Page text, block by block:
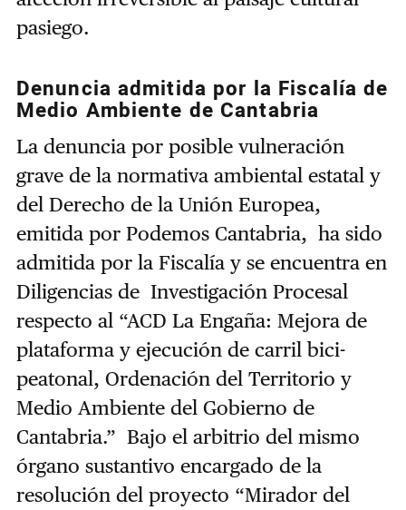
pasiego.
Denuncia admitida por la Fiscalía de
Medio Ambiente de Cantabria
La denuncia por posible vulneración
grave de la normativa ambiental estatal y
del Derecho de la Unión Europea,
emitida por Podemos Cantabria, ha sido
admitida por la Fiscalía y se encuentra en
Diligencias de Investigación Procesal
respecto al “ACD La Engaña: Mejora de
plataforma y ejecución de carril bici-
peatonal, Ordenación del Territorio y
Medio Ambiente del Gobierno de
Cantabria.” Bajo el arbitrio del mismo
órgano sustantivo encargado de la
resolución del proyecto “Mirador del